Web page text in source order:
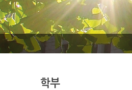
학부